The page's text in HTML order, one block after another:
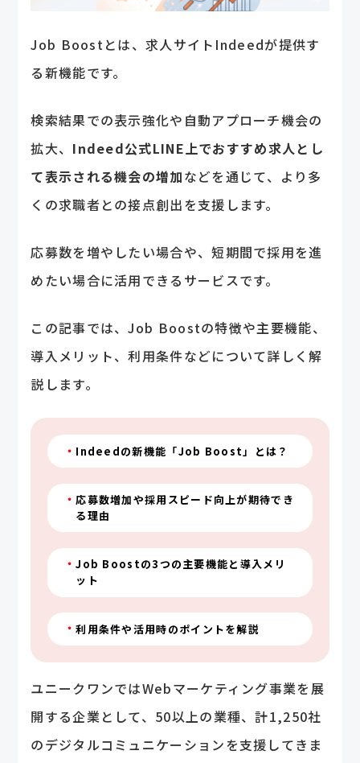
Job Boostとは、求人サイトIndeedが提供す
る新機能です。
検索結果での表示強化や自動アプローチ機会の
拡大、 Indeed公式LINE上でおすすめ求人とし
て表示される機会の増加などを通じて、より多
くの求職者との接点創出を支援します。
応募数を増やしたい場合や、短期間で採用を進
めたい場合に活用できるサービスです。
この記事では、Job Boostの特徴や主要機能、
導入メリット、利用条件などについて詳しく解
説します。
Indeedの新機能「Job Boost」とは？
応募数増加や採用スピード向上が期待でき
る理由
Job Boostの3つの主要機能と導入メリ
ット
利用条件や活用時のポイントを解説
ユニークワンではWebマーケティング事業を展
開する企業として、50以上の業種、計1,250社
のデジタルコミュニケーションを支援してきま